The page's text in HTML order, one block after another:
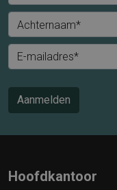
Achternaam*
E-mailadres*
Aanmelden
Hoofdkantoor